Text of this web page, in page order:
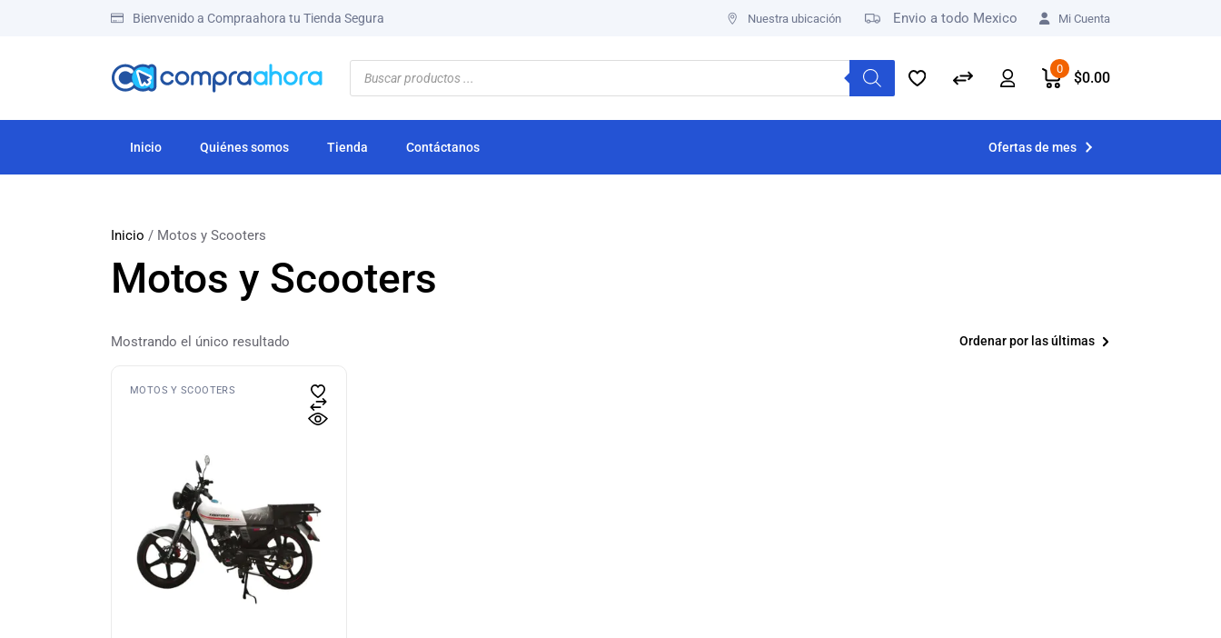
Bienvenido a Compraahora tu Tienda Segura Nuestra ubicación Envio a todo Mexico Mi Cuenta
0
$0.00
Inicio Quiénes somos Tienda Contáctanos Ofertas de mes
Inicio / Motos y Scooters
Motos y Scooters
Mostrando el único resultado Ordenar por las últimas
MOTOS Y SCOOTERS